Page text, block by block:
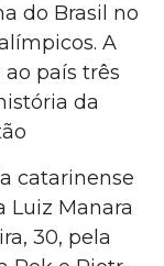
do Brasil no
A
país três
da
catarinense
Luiz Manara
30, pela